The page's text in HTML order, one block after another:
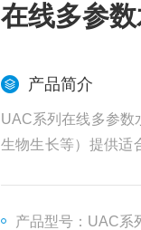
在线多参
产品简介
UAC系列在线多参数
生物生长等）提供适
产品型号：UAC系